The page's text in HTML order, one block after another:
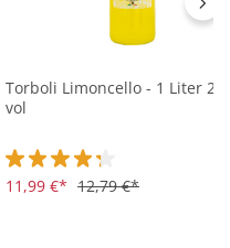
von 5 Sternen
Torboli Limoncello - 1 Liter
vol
Durchschnittliche
11,99 €* 12,79 €*